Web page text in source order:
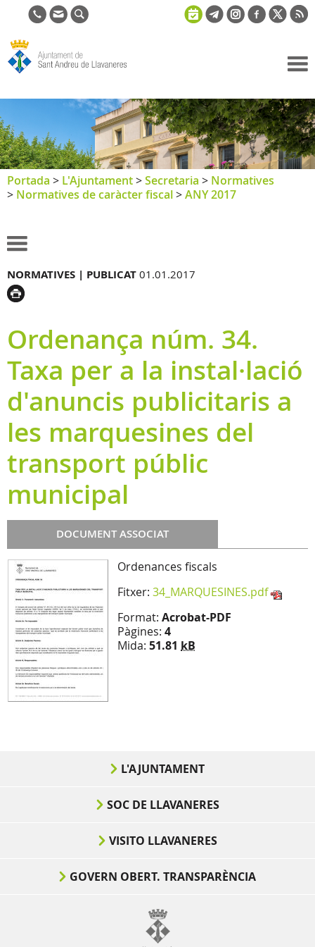
de Sant
Andreu de
Llavaneres
Portada > L'Ajuntament>Secretaria > Normatives
> Normatives de caràcter fiscal>ANY 2017
NORMATIVES | PUBLICAT 01.01.2017
Ordenança núm. 34.
Taxa per a la instal·lació
d'anuncis publicitaris a
les marquesines del
transport públic
municipal
DOCUMENT ASSOCIAT
Ordenances fiscals
Fitxer: 34_MARQUESINES.pdf
Format: Acrobat-PDF
Pàgines: 4
Mida: 51.81 kB
L'AJUNTAMENT
SOC DE LLAVANERES
VISITO LLAVANERES
GOVERN OBERT. TRANSPARÈNCIA